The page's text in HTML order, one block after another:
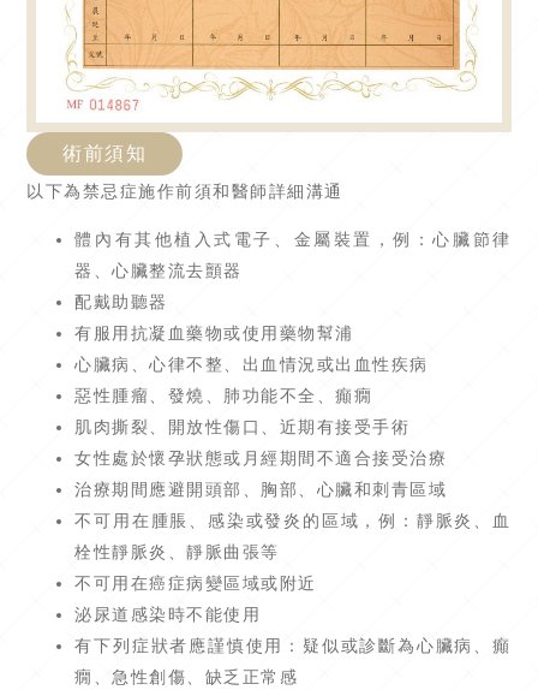
術前須知
以下為禁忌症施作前須和醫師詳細溝通
體內有其他植入式電子、金屬裝置，例：心臟節律
器、心臟整流去顫器
配戴助聽器
有服用抗凝血藥物或使用藥物幫浦
心臟病、心律不整、出血情況或出血性疾病
惡性腫瘤、發燒、肺功能不全、癲癇
肌肉撕裂、開放性傷口、近期有接受手術
女性處於懷孕狀態或月經期間不適合接受治療
治療期間應避開頭部、胸部、心臟和刺青區域
不可用在腫脹、感染或發炎的區域，例：靜脈炎、血
栓性靜脈炎、靜脈曲張等
不可用在癌症病變區域或附近
泌尿道感染時不能使用
有下列症狀者應謹慎使用：疑似或診斷為心臟病、癲
癇、急性創傷、缺乏正常感